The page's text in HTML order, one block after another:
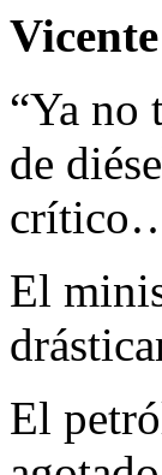
“Ya no
de
crítico…
El
El